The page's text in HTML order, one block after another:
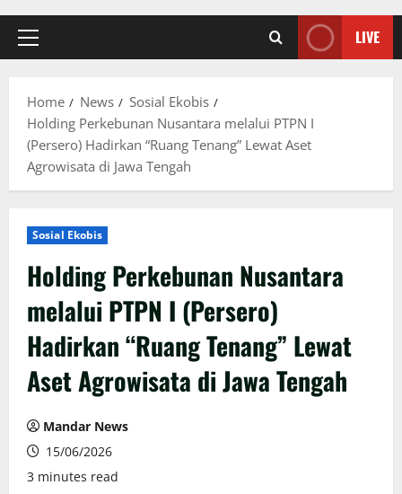
Primary
LIVE
Home News
Sosial Ekobis
Holding Perkebunan Nusantara melalui PTPN I
(Persero) Hadirkan “Ruang Tenang” Lewat Aset
Agrowisata di Jawa Tengah
Sosial Ekobis
Holding Perkebunan Nusantara
melalui PTPN I (Persero)
Hadirkan “Ruang Tenang” Lewat
Aset Agrowisata di Jawa Tengah
Mandar News
15/06/2026
3 minutes read